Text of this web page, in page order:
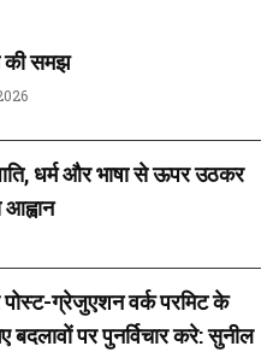
की समझ
धर्म और भाषा से ऊपर उठकर
ग्रेजुएशन वर्क परमिट के
बदलावों पर पुनर्विचार करे: सुनील